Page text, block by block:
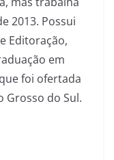
2013. Possui
Editoração,
em
foi ofertada
Grosso do Sul.